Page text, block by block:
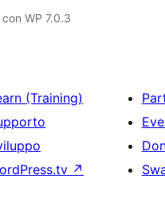
WP 7.0.3
(Training)
↗